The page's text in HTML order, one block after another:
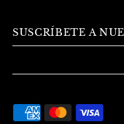
SUSCRÍBETE A